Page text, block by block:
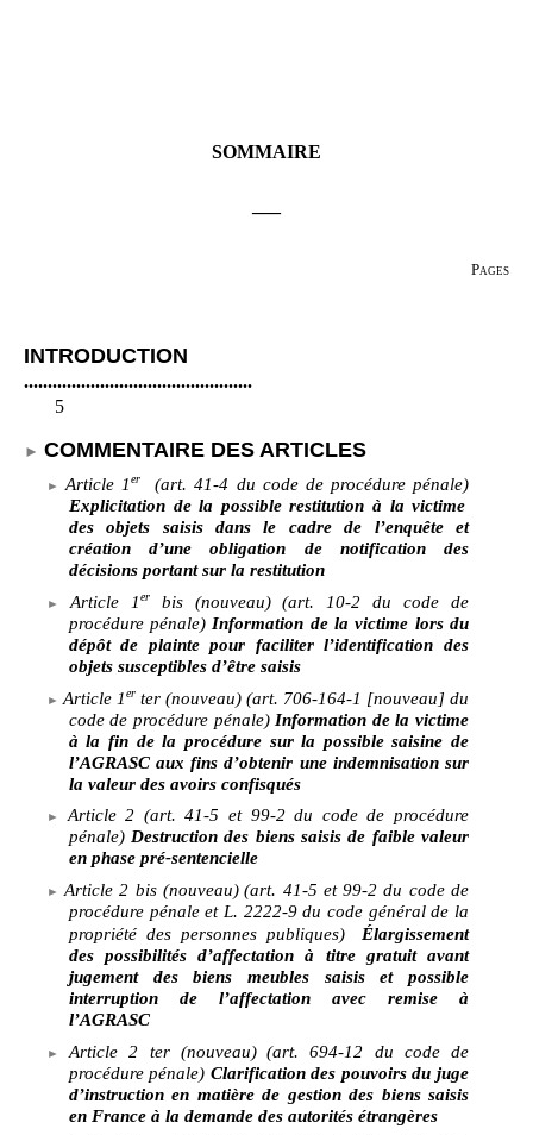
SOMMAIRE
Pages
INTRODUCTION
................................................
5
COMMENTAIRE DES ARTICLES
Article 1er
(art. 41-4 du code de procédure pénale)
Explicitation de la possible restitution à la victime
des objets saisis dans le cadre de l’enquête et
création d’une obligation de notification des
décisions portant sur la restitution
Article
1erbis (nouveau) (art.
10-2 du code de
procédure pénale) Information de la victime lors du
dépôt de plainte pour faciliter l’identification des
objets susceptibles d’être saisis
Article 1erter (nouveau) (art. 706-164-1 [nouveau] du
code de procédure pénale) Information de la victime
à la fin de la procédure sur la possible saisine de
l’AGRASC aux fins d’obtenir une indemnisation sur
la valeur des avoirs confisqués
Article 2 (art. 41-5 et 99-2 du code de procédure
pénale) Destruction des biens saisis de faible valeur
en phase pré-sentencielle
Article 2 bis (nouveau) (art. 41-5 et 99-2 du code de
procédure pénale et L. 2222-9 du code général de la
propriété des personnes publiques)
Élargissement
des possibilités d’affectation à titre gratuit avant
jugement des biens meubles saisis et possible
interruption de l’affectation avec remise à
l’AGRASC
Article 2 ter (nouveau) (art. 694-12 du code de
procédure pénale) Clarification des pouvoirs du juge
d’instruction en matière de gestion des biens saisis
en France à la demande des autorités étrangères